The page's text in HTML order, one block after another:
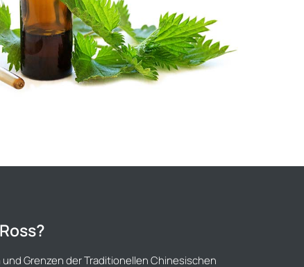
Grenzen der Traditionellen Chinesischen